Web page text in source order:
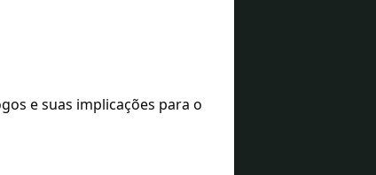
e suas implicações para o